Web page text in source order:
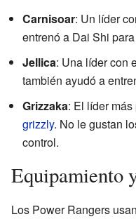
Carnisoar: Un líder
entrenó a Dai Shi
Jellica: Una líder con
también ayudó a
Grizzaka: El líder
grizzly. No le gustan
control.
Equipamiento
Los Power Rangers